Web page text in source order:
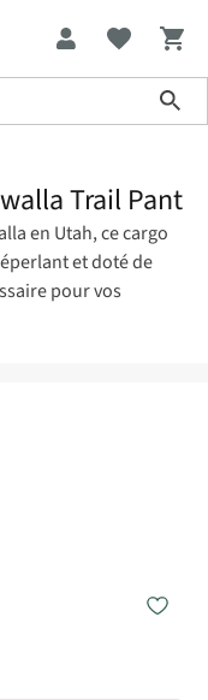
Trail Pant
en Utah, ce cargo
et doté de
pour vos